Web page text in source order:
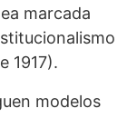
marcada
1917).
modelos